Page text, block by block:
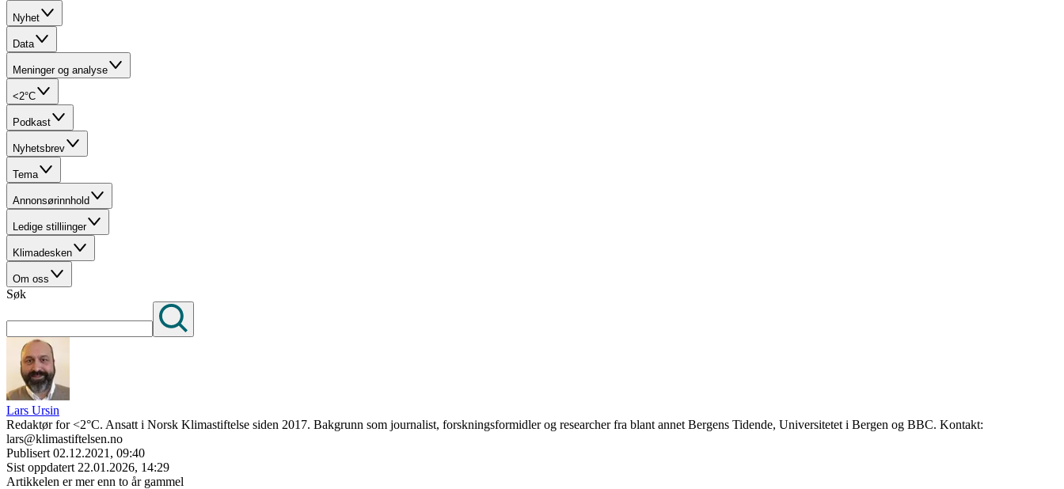
Nyhet
Data
Meninger og analyse
<2°C
Podkast
Nyhetsbrev
Tema
Annonsørinnhold
Ledige stilliinger
Klimadesken
Om oss
Søk
Lars Ursin
Redaktør for <2°C. Ansatt i Norsk Klimastiftelse siden 2017. Bakgrunn som journalist, forskningsformidler og researcher fra blant annet Bergens Tidende, Universitetet i Bergen og BBC. Kontakt:
lars@klimastiftelsen.no
Publisert 02.12.2021, 09:40
Sist oppdatert 22.01.2026, 14:29
Artikkelen er mer enn to år gammel